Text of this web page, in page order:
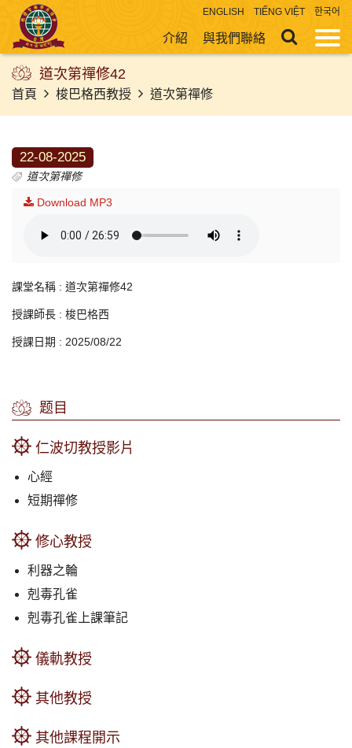
ENGLISH TIẾNG VIỆT 한국어
介紹 與我們聯絡
道次第禪修42
首頁 梭巴格西教授 道次第禪修
22-08-2025
道次第禪修
Download MP3
課堂名稱 : 道次第禪修42
授課師長 : 梭巴格西
授課日期 : 2025/08/22
题目
仁波切教授影片
心經
短期禪修
修心教授
利器之輪
剋毒孔雀
剋毒孔雀上課筆記
儀軌教授
其他教授
其他課程開示